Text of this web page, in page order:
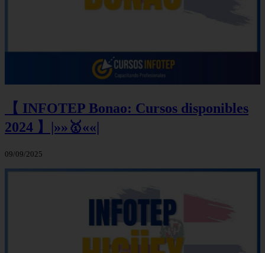
【 INFOTEP Bonao: Cursos disponibles
2024 】|»»🥇««|
09/09/2025